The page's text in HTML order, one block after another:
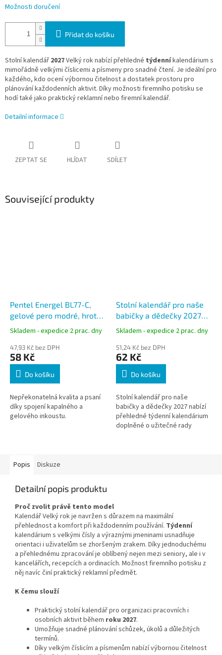
Možnosti doručení
Přidat do košíku
Stolní kalendář 2027Velký rok nabízí přehledné týdenníkalendárium s
mimořádně velkými číslicemi a písmeny pro snadné čtení. Je ideální pro
každého, kdo ocení výbornou čitelnost a dostatek prostoru pro
plánování každodenních aktivit. Díky možnosti firemního potisku se
hodí také jako praktický reklamní nebo firemní kalendář.
Detailní informace
ZEPTAT SE HLÍDAT SDÍLET
Související produkty
Pentel Energel BL77-C,
gelové pero modré, hrot
0,7 mm
Skladem - expedice 2 prac. dny
47,93 Kč bez DPH
58 Kč
Do košíku
Nepřekonatelná kvalita a psaní
díky spojení kapalného a
gelového inkoustu.
Stolní kalendář pro naše
babičky a dědečky 2027
BSE4-27
Skladem - expedice 2 prac. dny
51,24 Kč bez DPH
62 Kč
Do košíku
Stolní kalendář pro naše
babičky a dědečky 2027 nabízí
přehledné týdenní kalendárium
doplněné o užitečné rady
Popis
Diskuze
Detailní popis produktu
Proč zvolit právě tento model
Kalendář Velký rok je navržen s důrazem na maximální
přehlednost a komfort při každodenním používání. Týdenní
kalendárium s velkými čísly a výraznými jmeninami usnadňuje
orientaci i uživatelům se zhoršeným zrakem. Díky jednoduchému
a přehlednému zpracování je oblíbený nejen mezi seniory, ale i v
kancelářích, recepcích a ordinacích. Možnost firemního potisku z
něj navíc činí praktický reklamní předmět.
K čemu slouží
Praktický stolní kalendář pro organizaci pracovních i
osobních aktivit během roku 2027.
Umožňuje snadné plánování schůzek, úkolů a důležitých
termínů.
Díky velkým číslicím a písmenům nabízí výbornou čitelnost